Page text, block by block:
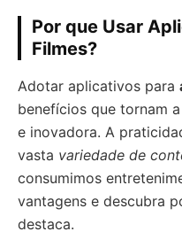
Por que Usar
Filmes?
Adotar aplicativos para
benefícios que tornam
e inovadora. A
vasta variedade de
consumimos
vantagens e descubra
destaca.